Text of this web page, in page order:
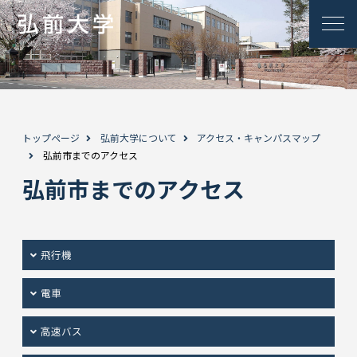
トップページ 弘前大学について
アクセス・キャンパスマップ
弘前市までのアクセス
弘前市までのアクセス
飛行機
電車
高速バス